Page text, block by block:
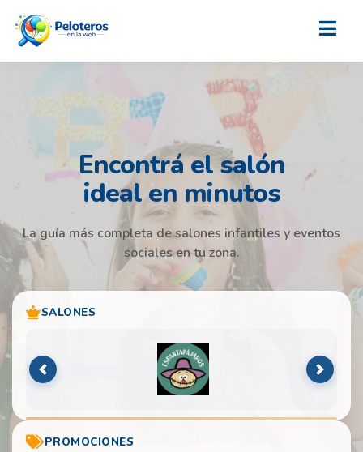
Encontrá el salón
ideal en minutos
La guía más completa de salones infantiles y eventos
sociales en tu zona.
SALONES
Anterior
PROMOCIONES